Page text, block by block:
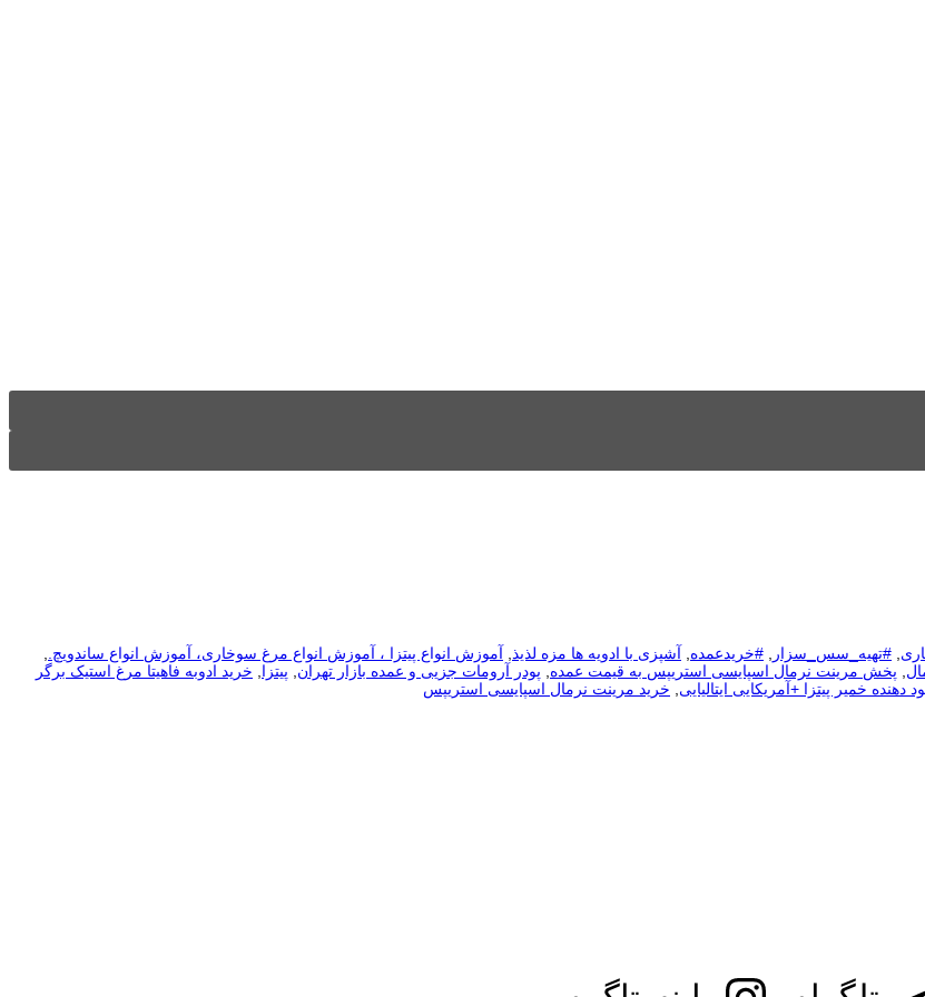
, #تهیه_سس_سزار , #خریدعمده, آشپزی با ادویه ها مزه لذیذ, آموزش انواع پیتزا ، آموزش انواع مرغ سوخاری، آموزش انواع ساندویچ.,
, پخش مرینت نرمال اسپایسی استریپس به قیمت عمده, پودر آرومات جزیی و عمده بازار تهران, پیتزا, خرید ادوبه فاهیتا مرغ استیک برگر
دهنده خمیر پیتزا +آمریکایی ایتالیایی, خرید مرینت نرمال اسپایسی استریپس